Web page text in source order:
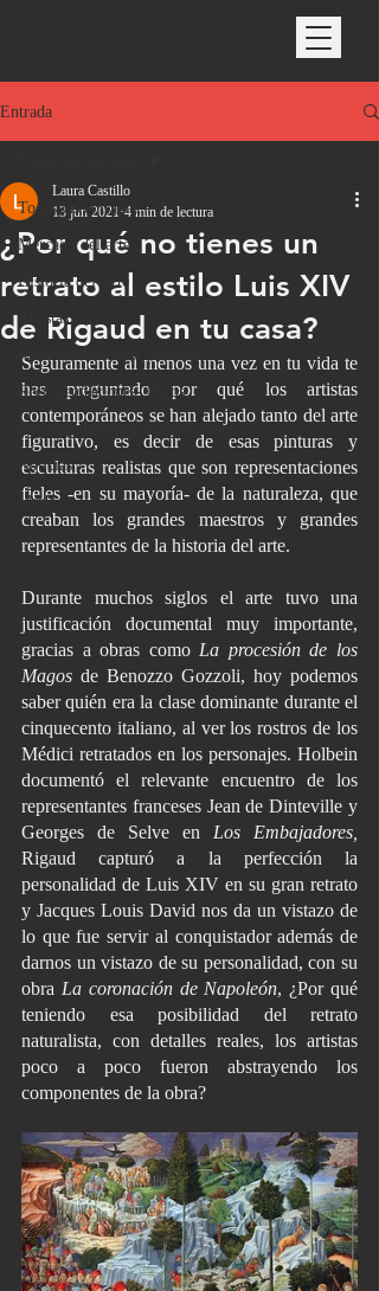
Entrada
Todas las entradas
Mercado del arte
Historia del Arte
Artistas
Recomendaciones- películas
Recomendaciones- libros
Recomendaciones- Exposiciones
Noticias
Moda
¿Por qué no tienes un
retrato al estilo Luis XIV
de Rigaud en tu casa?
Laura Castillo
13 jun 2021 4 min de lectura
Seguramente al menos una vez en tu vida te
has preguntado por qué los artistas
contemporáneos se han alejado tanto del arte
figurativo, es decir de esas pinturas y
esculturas realistas que son representaciones
fieles -en su mayoría- de la naturaleza, que
creaban los grandes maestros y grandes
representantes de la historia del arte.
Durante muchos siglos el arte tuvo una
justificación documental muy importante,
gracias a obras como La procesión de los
Magos de Benozzo Gozzoli, hoy podemos
saber quién era la clase dominante durante el
cinquecento italiano, al ver los rostros de los
Médici retratados en los personajes. Holbein
documentó el relevante encuentro de los
representantes franceses Jean de Dinteville y
Georges de Selve en
Rigaud capturó a la perfección la
personalidad de Luis XIV en su gran retrato
y Jacques Louis David nos da un vistazo de
lo que fue servir al conquistador además de
darnos un vistazo de su personalidad, con su
obra La coronación de Napoleón, ¿Por qué
teniendo esa posibilidad del retrato
naturalista, con detalles reales, los artistas
poco a poco fueron abstrayendo los
componentes de la obra?